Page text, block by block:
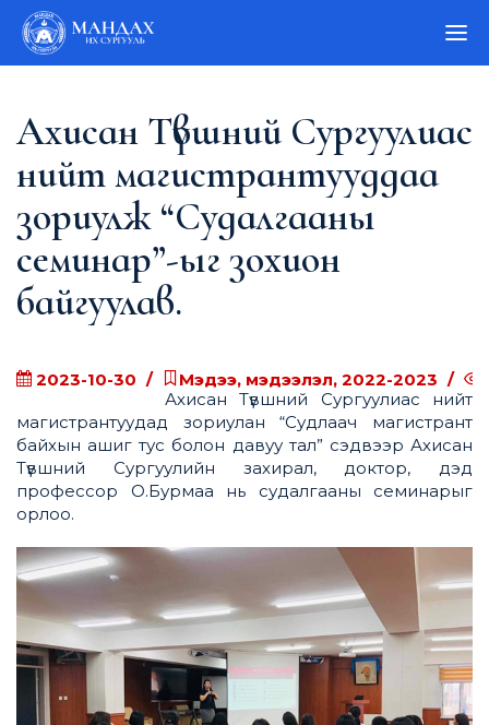
Ахисан Түвшний Сургуулиас
нийт магистрантууддаа
зориулж “Судалгааны
семинар”-ыг зохион
байгуулав.
2023-10-30 Мэдээ, мэдээлэл, 2022-2023
Ахисан Түвшний Сургуулиас нийт
магистрантуудад зориулан “Судлаач магистрант
байхын ашиг тус болон давуу тал” сэдвээр Ахисан
Түвшний Сургуулийн захирал, доктор, дэд
профессор О.Бурмаа нь судалгааны семинарыг
орлоо.